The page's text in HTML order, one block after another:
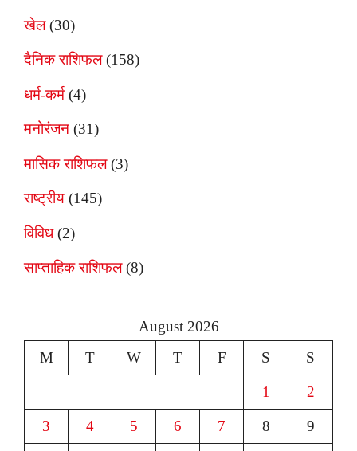
खेल(30)
दैनिक राशिफल(158)
धर्म-कर्म (4)
मनोरंजन (31)
मासिक राशिफल(3)
राष्ट्रीय (145)
विविध(2)
साप्ताहिक राशिफल(8)
August 2026
M
T W T F S S
1 2
3 4 5 6 7 8 9